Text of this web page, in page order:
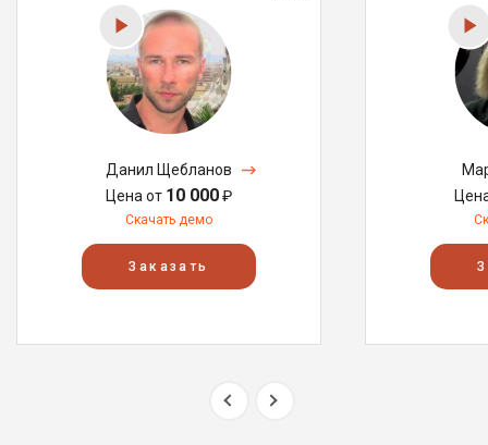
Данил Щебланов
Цена от 10 000₽
Скачать демо
Заказать